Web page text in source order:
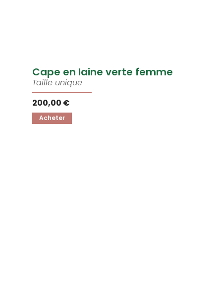
Cape en laine verte femme
Taille unique
200,00 €
Acheter